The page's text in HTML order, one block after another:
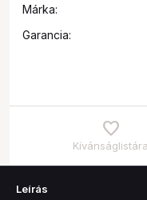
Márka:
Garancia:
Kívánságlistára
Leírás